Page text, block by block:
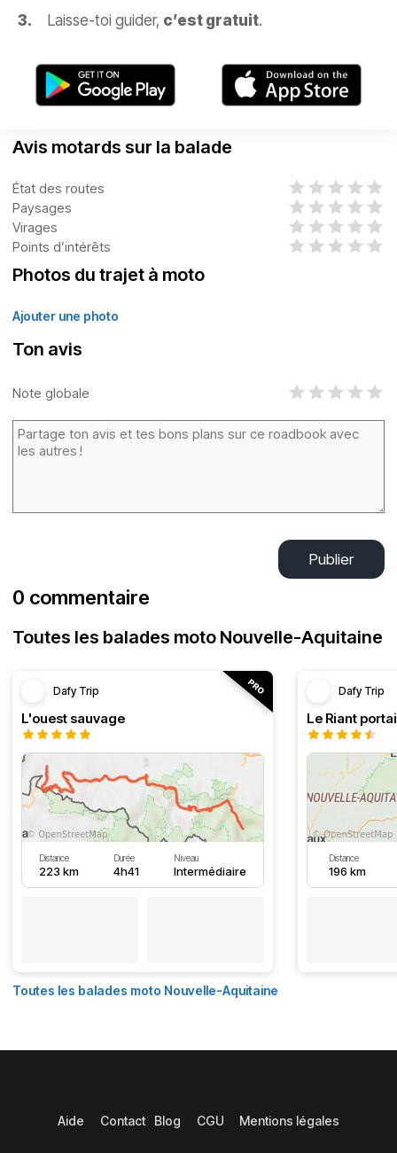
Laisse-toi guider, c’est gratuit.
Avis motards sur la balade
État des routes
Paysages
Virages
Points d’intérêts
Photos du trajet à moto
Ajouter une photo
Ton avis
Note globale
Publier
0 commentaire
Toutes les balades moto Nouvelle-Aquitaine
Dafy Trip
L'ouest sauvage
Distance
223 km
Durée
4h41
Niveau
Intermédiaire
Dafy Trip
Le Riant
Distance
196 km
Toutes les balades moto Nouvelle-Aquitaine
Aide Contact Blog CGU Mentions légales